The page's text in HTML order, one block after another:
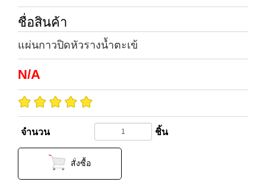
ชื่อสินค้า
แผ่นกาวปิดหัวรางน้ำตะเข้
N/A
จำนวน ชิ้น
สั่งซื้อ